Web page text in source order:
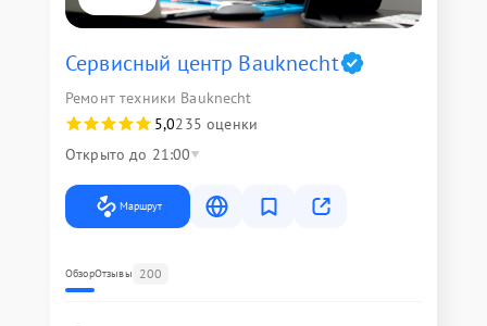
Сервисный центр Bauknecht
Ремонт техники Bauknecht
5,0235 оценки
Открыто до 21:00
Маршрут
ОбзорОтзывы 200